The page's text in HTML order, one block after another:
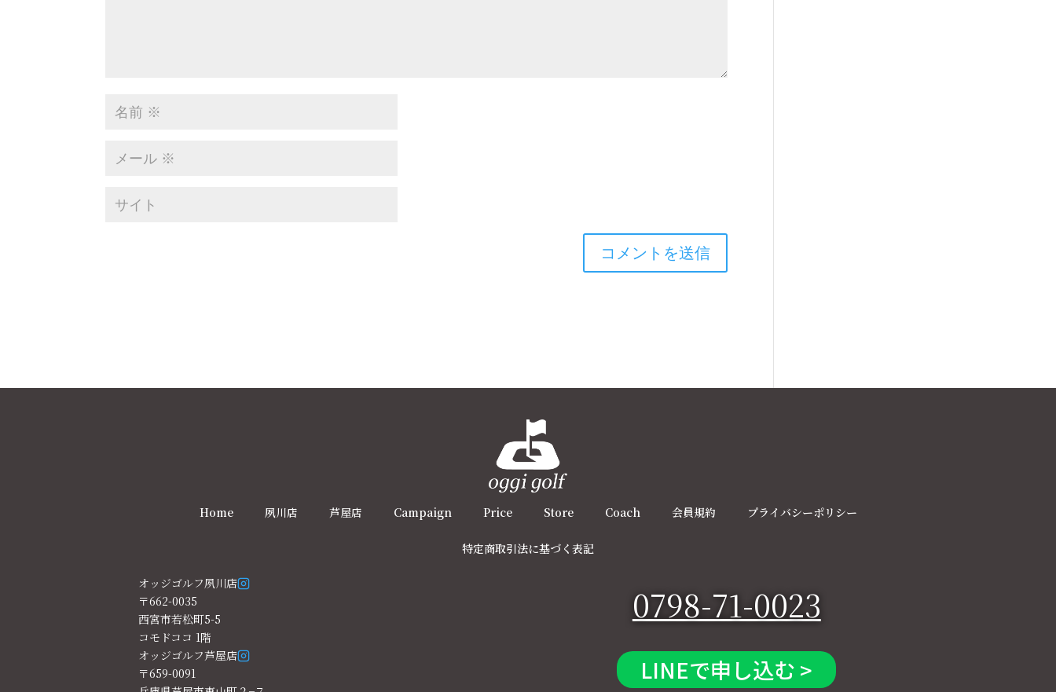
Home 夙川店 芦屋店 Campaign Price Store Coach 会員規約 プライバシーポリシー
特定商取引法に基づく表記
オッジゴルフ夙川店
〒662-0035
西宮市若松町5-5
コモドココ 1階
オッジゴルフ芦屋店
〒659-0091
0798-71-0023
LINEで申し込む >